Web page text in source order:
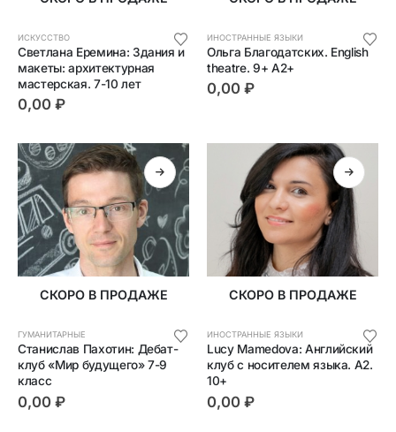
ИСКУССТВО
Светлана Еремина: Здания и
макеты: архитектурная
мастерская. 7-10 лет
0,00 ₽
ИНОСТРАННЫЕ ЯЗЫКИ
Ольга Благодатских. English
theatre. 9+ А2+
0,00 ₽
СКОРО В ПРОДАЖЕ
ГУМАНИТАРНЫЕ
Станислав Пахотин: Дебат-
клуб «Мир будущего» 7-9
класс
0,00 ₽
СКОРО В ПРОДАЖЕ
ИНОСТРАННЫЕ ЯЗЫКИ
Lucy Mamedova: Английский
клуб с носителем языка. A2.
10+
0,00 ₽